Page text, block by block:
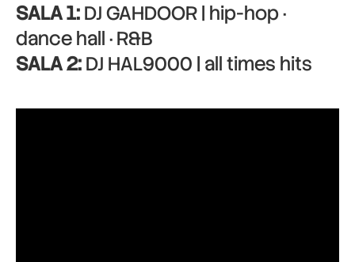
SALA 1:DJ GAHDOOR | hip-hop ·
dance hall · R&B
SALA 2:DJ HAL9000 | all times hits